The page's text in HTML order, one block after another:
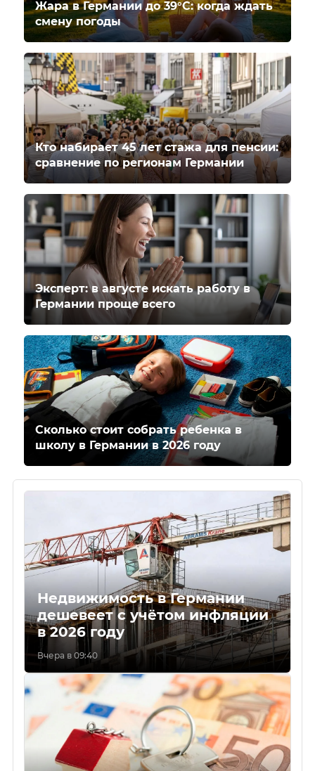
Жара в Германии до 39°C: когда ждать
смену погоды
Кто набирает 45 лет стажа для пенсии:
сравнение по регионам Германии
Эксперт: в августе искать работу в
Германии проще всего
Сколько стоит собрать ребенка в
школу в Германии в 2026 году
Недвижимость в Германии
дешевеет с учётом инфляции
в 2026 году
Вчера в 09:40